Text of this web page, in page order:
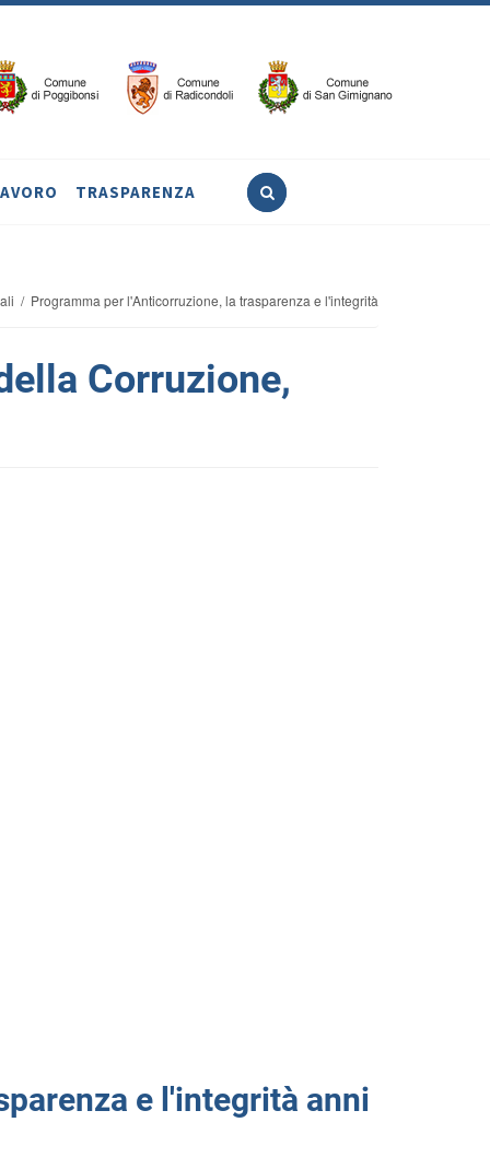
TRASPARENZA
/ Programma per l'Anticorruzione, la trasparenza e l'integrità
Corruzione,
e l'integrità anni